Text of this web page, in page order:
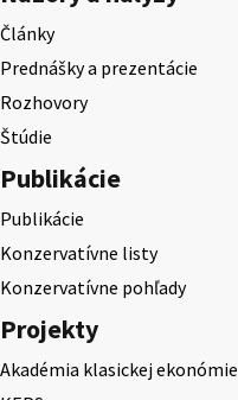
Články
Prednášky a prezentácie
Rozhovory
Štúdie
Publikácie
Publikácie
Konzervatívne listy
Konzervatívne pohľady
Projekty
Akadémia klasickej ekonómie